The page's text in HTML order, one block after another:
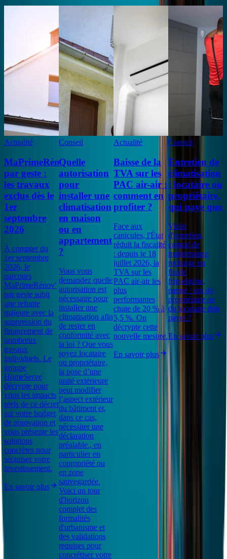
Actualité
MaPrimeRénov'
par geste :
les travaux
exclus dès le
1er
septembre
2026
À compter du
1er septembre
2026, le
parcours
MaPrimeRénov'
par geste subit
une refonte
majeure avec la
suppression du
financement de
nombreux
travaux
individuels. Le
groupe
HomeServe
décrypte pour
vous les impacts
réels de ce décret
sur votre budget
de rénovation et
vous présente les
solutions
concrètes pour
sécuriser votre
investissement.
En savoir plus
Conseil
Quelle
autorisation
pour
installer une
climatisation
en maison
ou en
appartement
?
Vous vous
demandez quelle
autorisation est
nécessaire pour
installer une
climatisation afin
de rester en
conformité avec
la loi ? Que vous
soyez locataire
ou propriétaire,
la pose d’une
unité extérieure
peut modifier
l’aspect extérieur
du bâtiment et,
dans ce cas,
nécessiter une
déclaration
préalable., en
particulier en
copropriété ou
en zone
sauvegardée.
Voici un tour
d'horizon
complet des
formalités
d'urbanisme et
des validations
requises pour
concrétiser votre
Actualité
Baisse de la
TVA sur les
PAC air-air :
comment en
profiter ?
Face aux
canicules, l'État
réduit la fiscalité
: depuis le 18
juillet 2026, la
TVA sur les
PAC air-air les
plus
performantes
chute de 20 % à
5,5 %. On
décrypte cette
nouvelle mesure.
En savoir plus
Conseil
Entretien de
climatisation
: locataire ou
propriétaire,
qui paye quoi
Visite
d'entretien,
contrat de
maintenance,
recharge en
fluide
frigorigène,
panne : qui du
propriétaire ou
du locataire doit
payer ?
En savoir plus